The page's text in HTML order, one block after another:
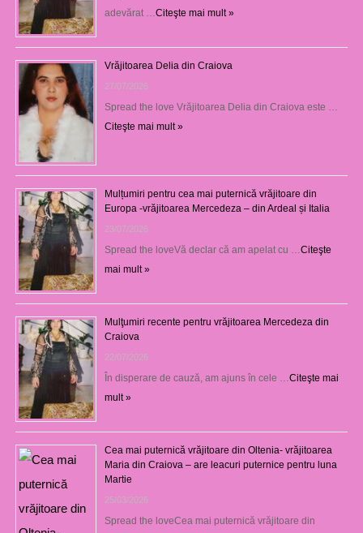
adevărat … Citeşte mai mult »
Vrăjitoarea Delia din Craiova
27/07/2026
Spread the love Vrăjitoarea Delia din Craiova este …
Citeşte mai mult »
Mulțumiri pentru cea mai puternică vrăjitoare din
Europa -vrăjitoarea Mercedeza – din Ardeal și Italia
23/07/2026
Spread the loveVă declar că am apelat cu … Citeşte
mai mult »
Mulţumiri recente pentru vrăjitoarea Mercedeza din
Craiova
22/07/2026
În disperare de cauză, am ajuns în cele … Citeşte mai
mult »
Cea mai puternică vrăjitoare din Oltenia- vrăjitoarea
Maria din Craiova – are leacuri puternice pentru luna
Martie
25/03/2026
Spread the loveCea mai puternică vrăjitoare din